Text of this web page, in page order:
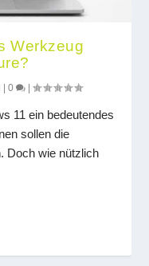
Werkzeug
|0 |
11 ein bedeutendes
sollen die
Doch wie nützlich